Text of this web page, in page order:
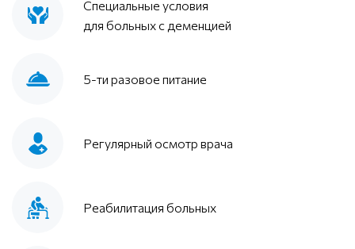
Специальные условия
для больных с деменцией
5-ти разовое питание
Регулярный осмотр врача
Реабилитация больных